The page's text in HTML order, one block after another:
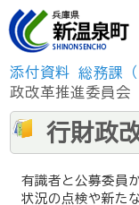
添付資料 総務課（
政改革推進委員会
行財政
有識者と公募委員
状況の点検や新た